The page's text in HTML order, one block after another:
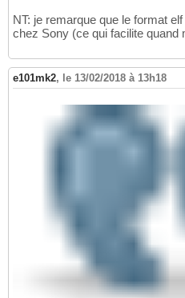
NT: je remarque que le format
chez Sony (ce qui facilite quand
e101mk2, le 13/02/2018 à 13h18